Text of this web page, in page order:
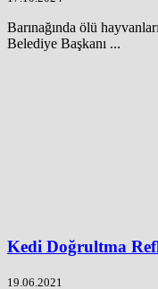
Barınağında ölü
Belediye Başkanı ...
Kedi Doğrultma
19.06.2021